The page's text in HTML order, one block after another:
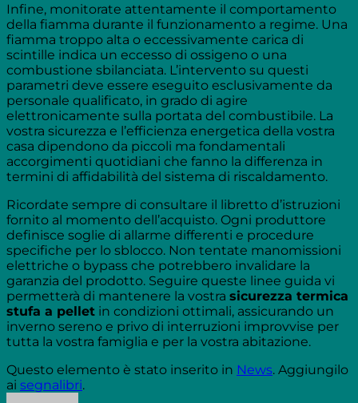
Infine, monitorate attentamente il comportamento
della fiamma durante il funzionamento a regime. Una
fiamma troppo alta o eccessivamente carica di
scintille indica un eccesso di ossigeno o una
combustione sbilanciata. L’intervento su questi
parametri deve essere eseguito esclusivamente da
personale qualificato, in grado di agire
elettronicamente sulla portata del combustibile. La
vostra sicurezza e l’efficienza energetica della vostra
casa dipendono da piccoli ma fondamentali
accorgimenti quotidiani che fanno la differenza in
termini di affidabilità del sistema di riscaldamento.
Ricordate sempre di consultare il libretto d’istruzioni
fornito al momento dell’acquisto. Ogni produttore
definisce soglie di allarme differenti e procedure
specifiche per lo sblocco. Non tentate manomissioni
elettriche o bypass che potrebbero invalidare la
garanzia del prodotto. Seguire queste linee guida vi
permetterà di mantenere la vostra sicurezza termica
stufa a pellet in condizioni ottimali, assicurando un
inverno sereno e privo di interruzioni improvvise per
tutta la vostra famiglia e per la vostra abitazione.
Questo elemento è stato inserito in News. Aggiungilo
ai segnalibri.